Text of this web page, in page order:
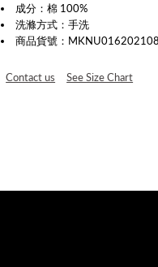
成分：棉 100%
洗滌方式：手洗
商品貨號：
Contact us See Size Chart